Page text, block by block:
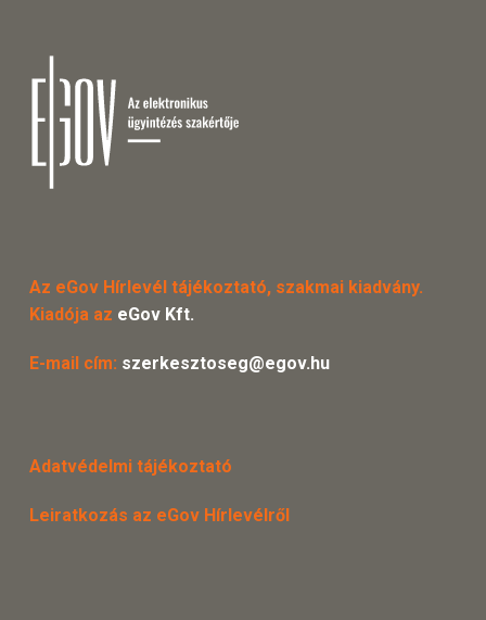
Az eGov Hírlevél tájékoztató, szakmai kiadvány.
Kiadója az eGov Kft.
E-mail cím: szerkesztoseg@egov.hu
Adatvédelmi tájékoztató
Leiratkozás az eGov Hírlevélről